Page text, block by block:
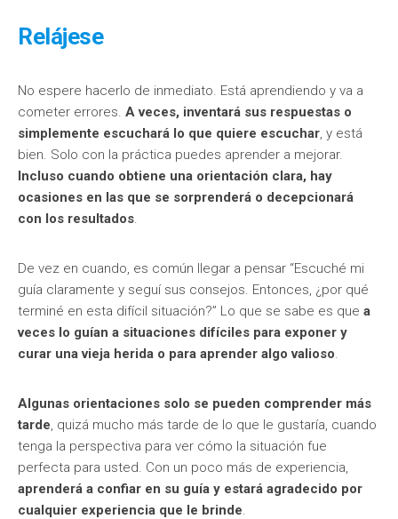
Relájese
No espere hacerlo de inmediato. Está aprendiendo y va a
cometer errores. A veces, inventará sus respuestas o
simplemente escuchará lo que quiere escuchar, y está
bien. Solo con la práctica puedes aprender a mejorar.
Incluso cuando obtiene una orientación clara, hay
ocasiones en las que se sorprenderá o decepcionará
con los resultados.
De vez en cuando, es común llegar a pensar “Escuché mi
guía claramente y seguí sus consejos. Entonces, ¿por qué
terminé en esta difícil situación?” Lo que se sabe es que a
veces lo guían a situaciones difíciles para exponer y
curar una vieja herida o para aprender algo valioso.
Algunas orientaciones solo se pueden comprender más
tarde, quizá mucho más tarde de lo que le gustaría, cuando
tenga la perspectiva para ver cómo la situación fue
perfecta para usted. Con un poco más de experiencia,
aprenderá a confiar en su guía y estará agradecido por
cualquier experiencia que le brinde.